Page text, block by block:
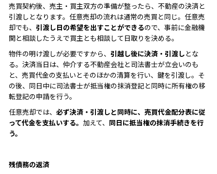
売買契約後、売主・買主双方の準備が整ったら、不動産の決済と
引渡しとなります。任意売却の流れは通常の売買と同じ。任意売
却でも、 引渡し日の希望を出すことができるので、事前に金融機
関と相談したうえで買主とも相談して日取りを決める。
物件の明け渡しが必要ですから、 引越し後に決済・引渡しとな
る。決済当日は、仲介する不動産会社と司法書士が立会いのも
と、売買代金の支払いとそのほかの清算を行い、鍵を引渡し。そ
の後、同日中に司法書士が抵当権の抹消登記と同時に所有権の移
転登記の申請を行う。
任意売却では、 必ず決済・引渡しと同時に、売買代金配分表に従
って代金を支払いする。 加えて、 同日に抵当権の抹消手続きを行
う。
残債務の返済